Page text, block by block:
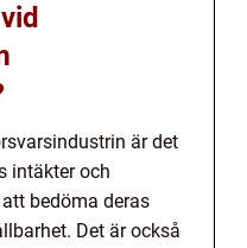
är det
intäkter och
bedöma deras
Det är också